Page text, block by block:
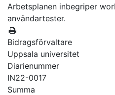
Arbetsplanen inbegriper
användartester.
Bidragsförvaltare
Uppsala universitet
Diarienummer
IN22-0017
Summa